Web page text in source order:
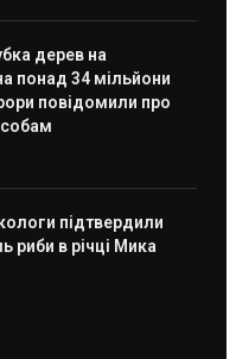
дерев на
понад 34 мільйони
повідомили про
підтвердили
риби в річці Мика